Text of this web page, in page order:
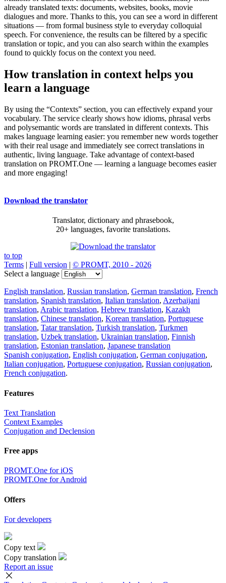
already translated texts: documents, websites, books, movie
dialogues and more. Thanks to this, you can see a word in different
situations — from formal business style to everyday colloquial
speech. For convenience, the results can be filtered by a specific
translation or topic, and you can also search within the examples
found to quickly focus on the context you need.
How translation in context helps you
learn a language
By using the “Contexts” section, you can effectively expand your
vocabulary. The service clearly shows how idioms, phrasal verbs
and polysemantic words are translated in different contexts. This
makes language learning easier: you remember new words together
with their real usage and immediately see correct translations in
authentic, living language. Take advantage of context-based
translation on PROMT.One — learning a language becomes easier
and more engaging!
Download the translator
Translator, dictionary and phrasebook,
20+ languages, favorite translations.
to top
Terms | Full version | © PROMT, 2010 - 2026
Select a language
English translation, Russian translation, German translation, French
translation, Spanish translation, Italian translation, Azerbaijani
translation, Arabic translation, Hebrew translation, Kazakh
translation, Chinese translation, Korean translation, Portuguese
translation, Tatar translation, Turkish translation, Turkmen
translation, Uzbek translation, Ukrainian translation, Finnish
translation, Estonian translation, Japanese translation
Spanish conjugation, English conjugation, German conjugation,
Italian conjugation, Portuguese conjugation, Russian conjugation,
French conjugation.
Features
Text Translation
Context Examples
Conjugation and Declension
Free apps
PROMT.One for iOS
PROMT.One for Android
Offers
For developers
Copy text
Copy translation
Report an issue